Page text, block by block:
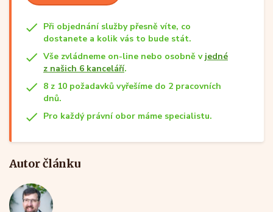
Při objednání služby přesně víte, co
dostanete a kolik vás to bude stát.
Vše zvládneme on-line nebo osobně v jedné
z našich 6 kanceláří.
8 z 10 požadavků vyřešíme do 2 pracovních
dnů.
Pro každý právní obor máme specialistu.
Autor článku